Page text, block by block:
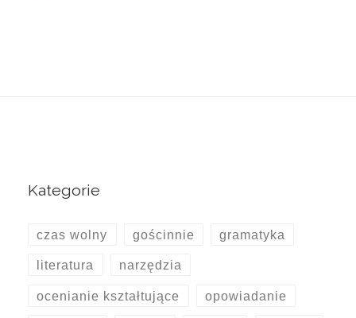
Kategorie
czas wolny gościnnie gramatyka
literatura narzędzia
ocenianie kształtujące opowiadanie